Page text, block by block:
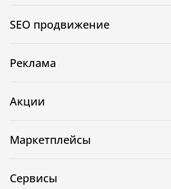
SEO продвижение
Реклама
Акции
Маркетплейсы
Сервисы